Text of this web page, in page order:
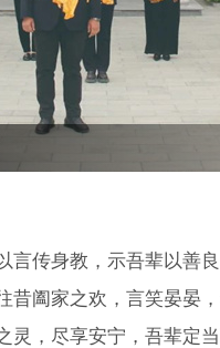
言传身教，示吾辈以善
昔阖家之欢，言笑晏晏
灵，尽享安宁，吾辈定